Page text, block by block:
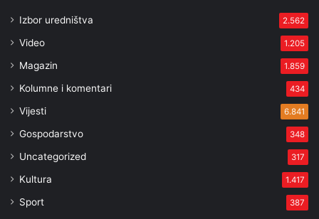
Izbor uredništva 2.562
Video 1.205
Magazin 1.859
Kolumne i komentari 434
Vijesti 6.841
Gospodarstvo 348
Uncategorized 317
Kultura 1.417
Sport 387